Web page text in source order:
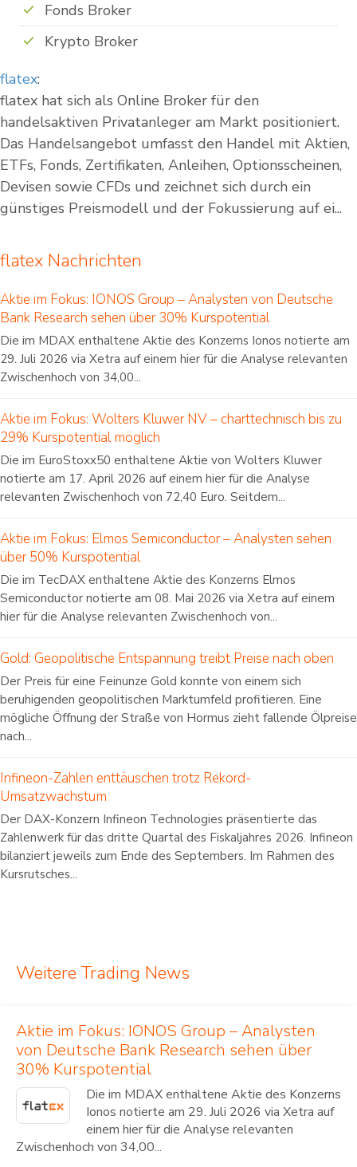
Fonds Broker
Krypto Broker
flatex:
flatex hat sich als Online Broker für den
handelsaktiven Privatanleger am Markt positioniert.
Das Handelsangebot umfasst den Handel mit Aktien,
ETFs, Fonds, Zertifikaten, Anleihen, Optionsscheinen,
Devisen sowie CFDs und zeichnet sich durch ein
günstiges Preismodell und der Fokussierung auf ei...
flatex Nachrichten
Aktie im Fokus: IONOS Group – Analysten von Deutsche
Bank Research sehen über 30% Kurspotential
Die im MDAX enthaltene Aktie des Konzerns Ionos notierte am
29. Juli 2026 via Xetra auf einem hier für die Analyse relevanten
Zwischenhoch von 34,00...
Aktie im Fokus: Wolters Kluwer NV – charttechnisch bis zu
29% Kurspotential möglich
Die im EuroStoxx50 enthaltene Aktie von Wolters Kluwer
notierte am 17. April 2026 auf einem hier für die Analyse
relevanten Zwischenhoch von 72,40 Euro. Seitdem...
Aktie im Fokus: Elmos Semiconductor – Analysten sehen
über 50% Kurspotential
Die im TecDAX enthaltene Aktie des Konzerns Elmos
Semiconductor notierte am 08. Mai 2026 via Xetra auf einem
hier für die Analyse relevanten Zwischenhoch von...
Gold: Geopolitische Entspannung treibt Preise nach oben
Der Preis für eine Feinunze Gold konnte von einem sich
beruhigenden geopolitischen Marktumfeld profitieren. Eine
mögliche Öffnung der Straße von Hormus zieht fallende Ölpreise
nach...
Infineon-Zahlen enttäuschen trotz Rekord-
Umsatzwachstum
Der DAX-Konzern Infineon Technologies präsentierte das
Zahlenwerk für das dritte Quartal des Fiskaljahres 2026. Infineon
bilanziert jeweils zum Ende des Septembers. Im Rahmen des
Kursrutsches...
Weitere Trading News
Aktie im Fokus: IONOS Group – Analysten
von Deutsche Bank Research sehen über
30% Kurspotential
Die im MDAX enthaltene Aktie des Konzerns
Ionos notierte am 29. Juli 2026 via Xetra auf
einem hier für die Analyse relevanten
Zwischenhoch von 34,00...